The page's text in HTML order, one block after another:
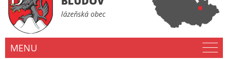
lázeňská obec
MENU